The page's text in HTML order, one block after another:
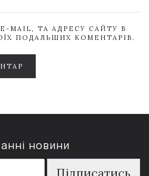
MAIL, ТА АДРЕСУ САЙТУ В
ПОДАЛЬШИХ КОМЕНТАРІВ.
новини
Підписатись